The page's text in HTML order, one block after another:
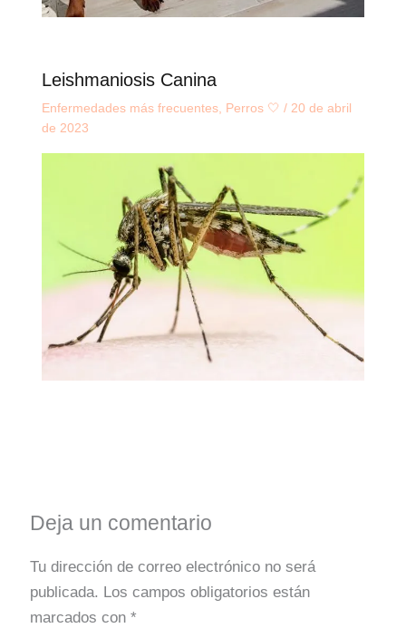
Leishmaniosis Canina
Enfermedades más frecuentes, Perros 🤍 / 20 de abril
de 2023
Deja un comentario
Tu dirección de correo electrónico no será
publicada. Los campos obligatorios están
marcados con*